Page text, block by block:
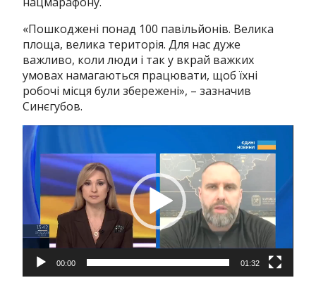
«Пошкоджені понад 100 павільйонів. Велика
площа, велика територія. Для нас дуже
важливо, коли люди і так у вкрай важких
умовах намагаються працювати, щоб їхні
робочі місця були збережені», – зазначив
Синєгубов.
Відеопрогравач
00:00 01:32